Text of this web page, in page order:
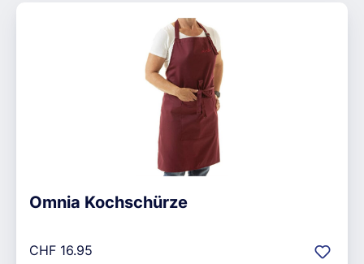
Omnia Kochschürze
Regulärer Preis:
CHF 16.95